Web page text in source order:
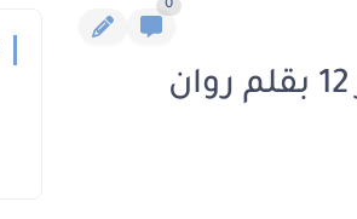
0
رواية احترقت بنيران عشقك الفصل الثانى عشر 12 بقلم روان